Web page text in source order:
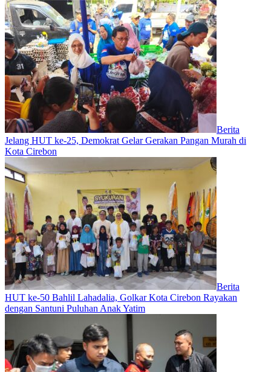
Berita
Jelang HUT ke-25, Demokrat Gelar Gerakan Pangan Murah di
Kota Cirebon
Berita
HUT ke-50 Bahlil Lahadalia, Golkar Kota Cirebon Rayakan
dengan Santuni Puluhan Anak Yatim